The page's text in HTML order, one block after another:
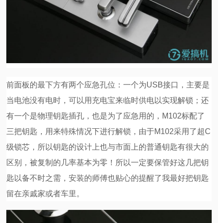
前面板的最下方有两个应急孔位：一个为USB接口，主要是
当电池没有电时，可以用充电宝来临时供电以实现解锁；还
有一个是物理钥匙插孔，也是为了应急用的，M102标配了
三把钥匙，用来特殊情况下进行解锁，由于M102采用了超C
级锁芯，所以钥匙的设计上也与市面上的普通钥匙有很大的
区别，被复制的几率基本为零！所以一定要保管好这几把钥
匙以备不时之需，安装的师傅也贴心的提醒了我最好把钥匙
留在亲戚家或者车里。